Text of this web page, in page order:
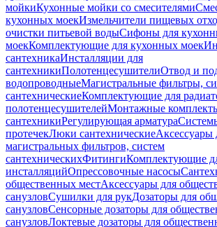
мойкиКухонные мойки со смесителями
кухонных моекИзмельчители пищевых
очистки питьевой водыСифоны для
моекКомплектующие для кухонных моек
сантехникаИнсталляции для
сантехникиПолотенцесушителиОтвод и
водопроводныеМагистральные фильтры,
сантехническиеКомплектующие для
полотенцесушителейМонтажные
сантехникиРегулирующая арматура
протечекЛюки сантехническиеАксессуары
магистральных фильтров, систем
сантехническихФитингиКомплектующие
инсталляцийОпрессовочные насосы
общественных местАксессуары для
санузловСушилки для рукДозаторы для
санузловСенсорные дозаторы для
санузловЛоктевые дозаторы для